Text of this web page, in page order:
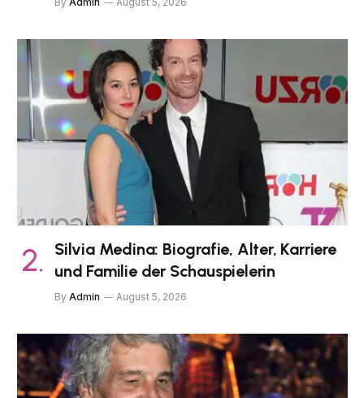
Silvia Medina: Biografie, Alter, Karriere
und Familie der Schauspielerin
By Admin August 5, 2026